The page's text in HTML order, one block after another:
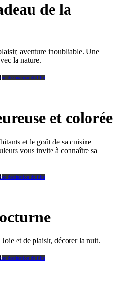
de la
aventure inoubliable. Une
la nature.
destination du film
et colorée
et le goût de sa cuisine
vous invite à connaître sa
destination du film
et de plaisir, décorer la nuit.
destination du film